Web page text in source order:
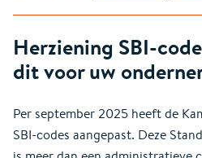
Herziening SBI-
dit voor uw
Per september 2025 heeft de
SBI-codes aangepast. Deze